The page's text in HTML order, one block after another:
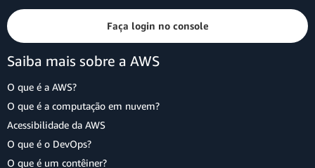
Faça login no console
Saiba mais sobre a AWS
O que é a AWS?
O que é a computação em nuvem?
Acessibilidade da AWS
O que é o DevOps?
O que é um contêiner?